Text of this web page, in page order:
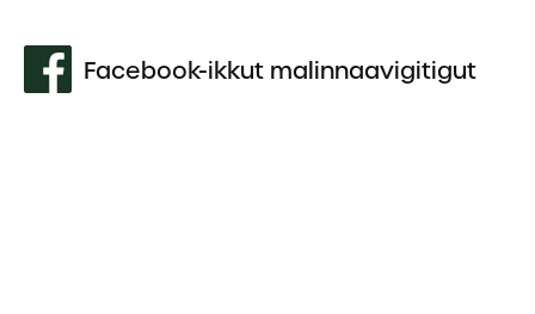
Facebook-ikkut malinnaavigitigut